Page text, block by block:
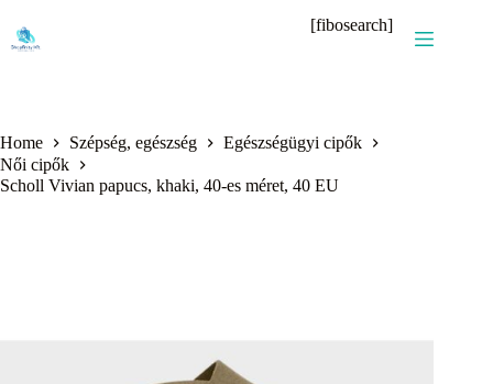
content
[fibosearch]
Home Szépség, egészség
Egészségügyi cipők
Női cipők
Scholl Vivian papucs, khaki, 40-es méret, 40 EU